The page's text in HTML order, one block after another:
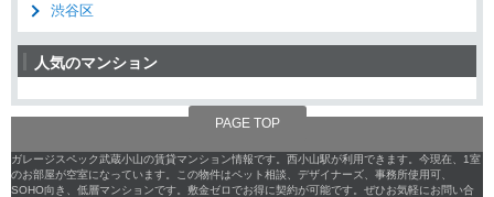
渋谷区
人気のマンション
PAGE TOP
ガレージスペック武蔵小山の賃貸マンション情報です。西小山駅が利用できます。今現在、1室
のお部屋が空室になっています。この物件はペット相談、デザイナーズ、事務所使用可、
SOHO向き、低層マンションです。敷金ゼロでお得に契約が可能です。ぜひお気軽にお問い合